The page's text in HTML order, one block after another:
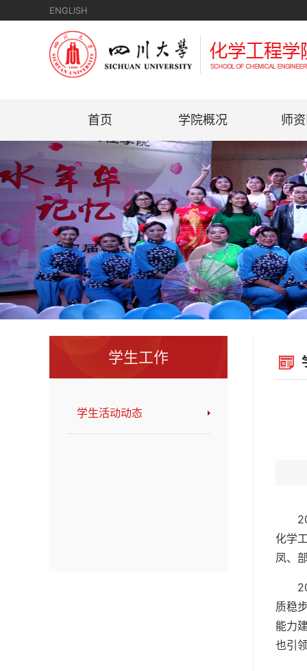
ENGLISH
首页 学院概况 师
学生工作
学生活动动态
化学
凤、
质稳
能力
也引